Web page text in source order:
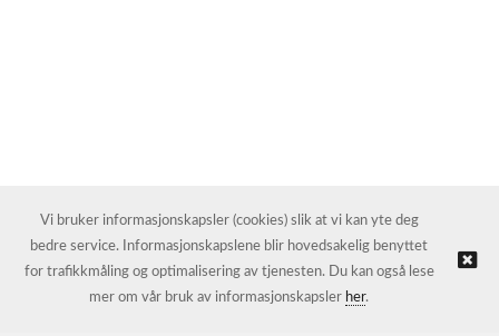
Vi bruker informasjonskapsler (cookies) slik at vi kan yte deg
bedre service. Informasjonskapslene blir hovedsakelig benyttet
for trafikkmåling og optimalisering av tjenesten. Du kan også lese
mer om vår bruk av informasjonskapsler her.